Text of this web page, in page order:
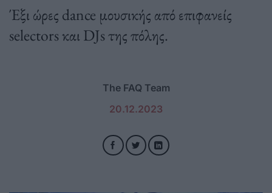
Έξι ώρες dance μουσικής από επιφανείς
selectors και DJs της πόλης.
The FAQ Team
20.12.2023